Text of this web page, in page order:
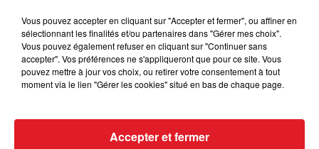
15 juillet 2026
BÉTHUNE: ENQUÊTE POUR HOMICIDE
Selon les premiers éléments, le logement servait
à des prostituées
Vous pouvez accepter en cliquant sur "Accepter et fermer", ou affiner en
sélectionnant les finalités et/ou partenaires dans "Gérer mes choix".
Vous pouvez également refuser en cliquant sur "Continuer sans
accepter". Vos préférences ne s'appliqueront que pour ce site. Vous
pouvez mettre à jour vos choix, ou retirer votre consentement à tout
moment via le lien "Gérer les cookies" situé en bas de chaque page.
Accepter et fermer